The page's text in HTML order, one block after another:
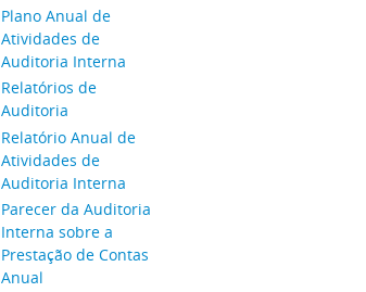
Plano Anual de
Atividades de
Auditoria Interna
Relatórios de
Auditoria
Relatório Anual de
Atividades de
Auditoria Interna
Parecer da Auditoria
Interna sobre a
Prestação de Contas
Anual